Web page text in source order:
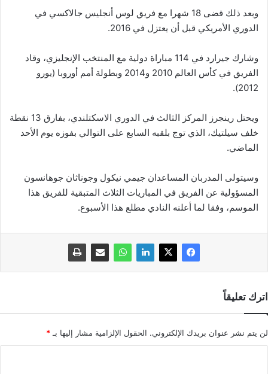
وبعد ذلك قضى 18 شهرا مع فريق لوس أنجليس جالاكسي في
الدوري الأمريكي قبل أن يعتزل في 2016.
وشارك جيرارد في 114 مباراة دولية مع المنتخب الإنجليزي، وقاد
الفريق في كأس العالم 2010 و2014 وبطولة أمم أوروبا (يورو
2012).
ويحتل رينجرز المركز الثالث في الدوري الاسكتلندي، بفارق 13 نقطة
خلف سيلتيك، الذي توج بلقبه السابع على التوالي بفوزه يوم الأحد
الماضي.
وسيتولى المدربان المساعدان جيمي نيكول وجوناثان جوهانسون
المسؤولية عن الفريق في المباريات الثلاث المتبقية للفريق هذا
الموسم، وفقا لما أعلنه النادي مطلع هذا الأسبوع.
اترك تعليقاً
لن يتم نشر عنوان بريدك الإلكتروني. الحقول الإلزامية مشار إليها بـ *